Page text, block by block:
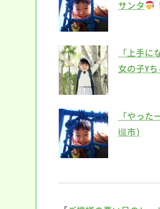
サンタ
「上手
女の子Y
「やっ
槻市)